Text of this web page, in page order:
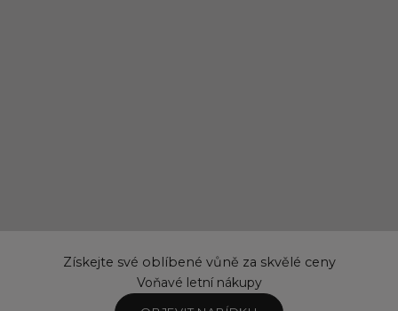
Získejte své oblíbené vůně za skvělé ceny
Voňavé letní nákupy